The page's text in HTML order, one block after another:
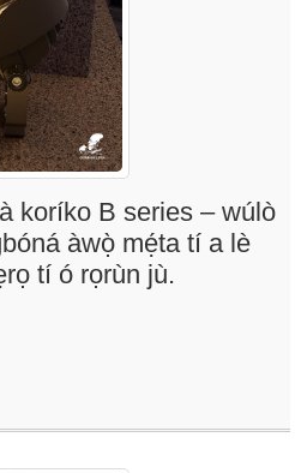
koríko B series – wúlò
àwọ̀ mẹ́ta tí a lè
tí ó rọrùn jù.